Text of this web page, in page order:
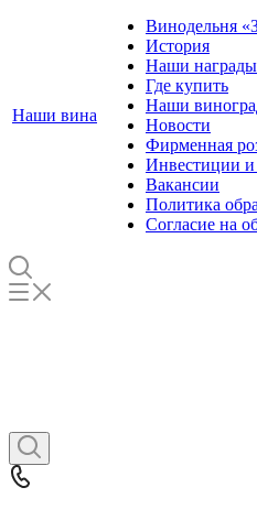
Наши вина
Винодельня
История
Наши награды
Где купить
Наши
Новости
Фирменная
Инвестиции и
Вакансии
Политика
Согласие на